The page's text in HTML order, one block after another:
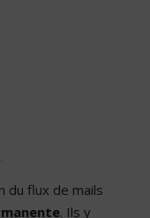
du flux de mails
. Ils y